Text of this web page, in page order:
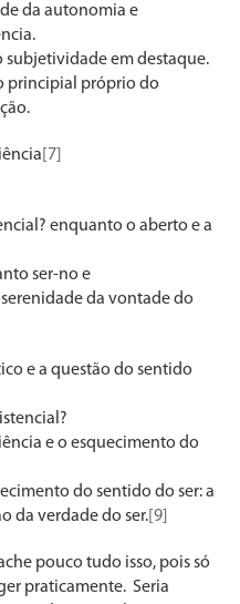
da autonomia e
subjetividade em destaque.
principial próprio do
[7]
enquanto o aberto e a
ser-no e
da vontade do
e a questão do sentido
e o esquecimento do
do sentido do ser: a
da verdade do ser. [9]
pouco tudo isso, pois só
praticamente. Seria